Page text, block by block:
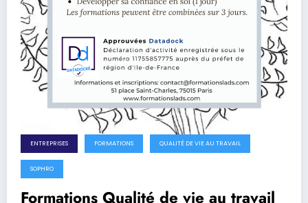
ENTREPRISES FORMATIONS QUALITÉ DE VIE AU TRAVAIL
SOPHRO
Formations Qualité de vie au travail